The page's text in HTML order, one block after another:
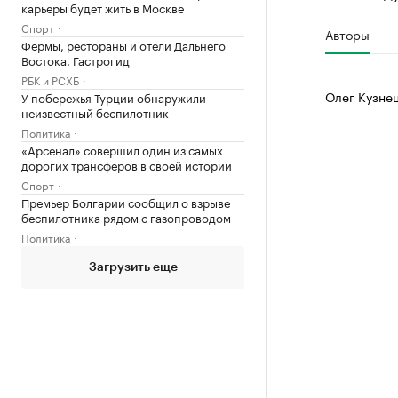
карьеры будет жить в Москве
Спорт
Фермы, рестораны и отели Дальнего
Востока. Гастрогид
РБК и РСХБ
У побережья Турции обнаружили
неизвестный беспилотник
Политика
«Арсенал» совершил один из самых
дорогих трансферов в своей истории
Спорт
Премьер Болгарии сообщил о взрыве
беспилотника рядом с газопроводом
Политика
Загрузить еще
Авторы
Олег